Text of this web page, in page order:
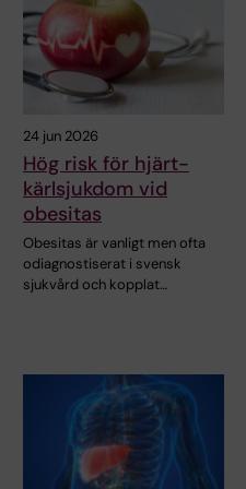
24 jun 2026
Hög risk för hjärt-
kärlsjukdom vid
obesitas
Obesitas är vanligt men ofta
odiagnostiserat i svensk
sjukvård och kopplat…